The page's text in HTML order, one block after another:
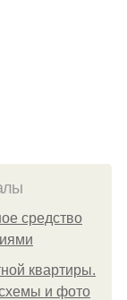
средство
квартиры.
и фото